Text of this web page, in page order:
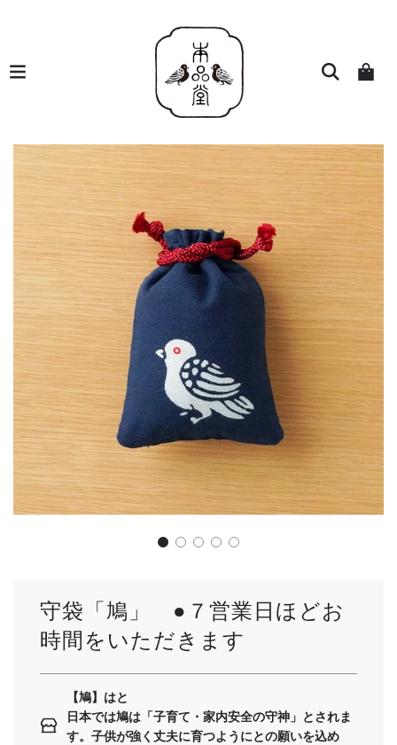
守袋「鳩」 ●７営業日ほどお
時間をいただきます
【鳩】はと
日本では鳩は「子育て・家内安全の守神」とされま
す。子供が強く丈夫に育つようにとの願いを込め